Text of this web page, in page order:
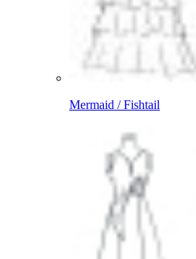
Mermaid / Fishtail